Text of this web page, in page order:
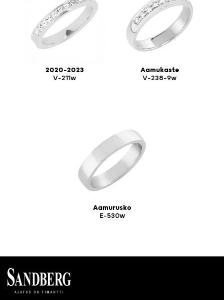
2020-2023
V-211w
Aamukaste
V-238-9w
Aamurusko
E-530w